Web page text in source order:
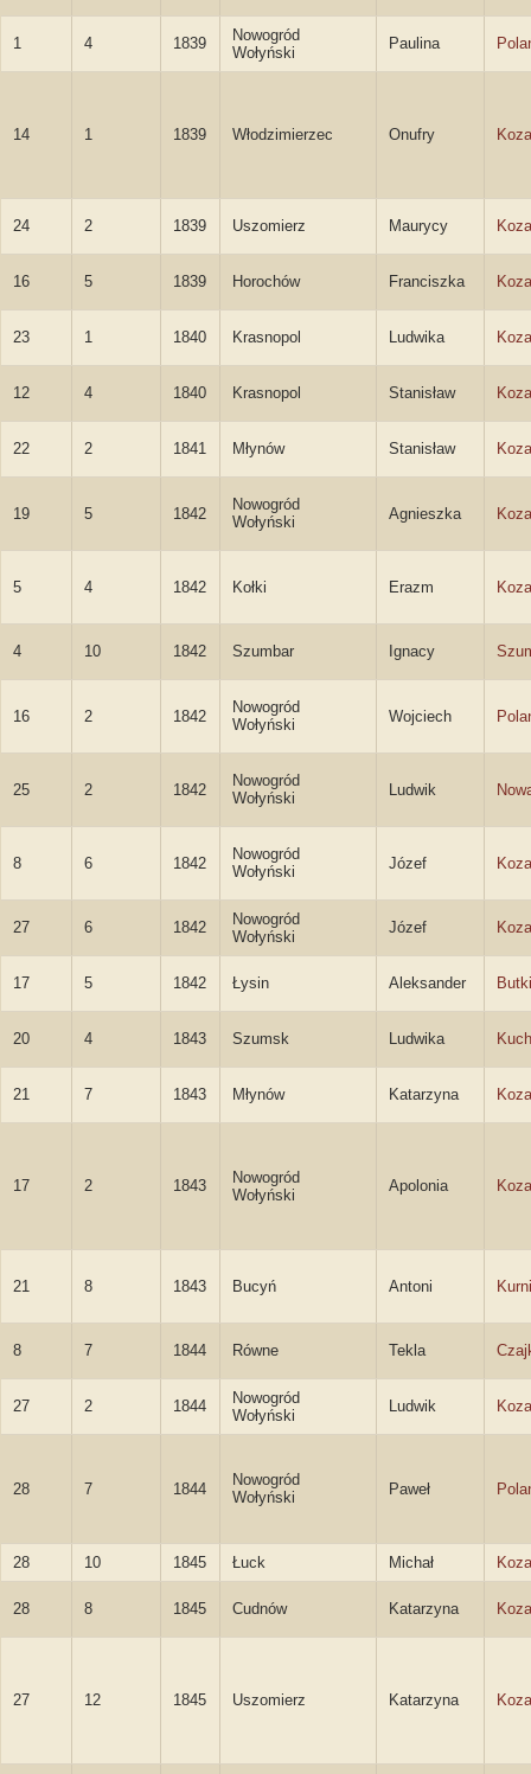
1 4 1839
Nowogród
Wołyński
Paulina
14 1 1839 Włodzimierzec Onufry
24 2 1839 Uszomierz Maurycy
16 5 1839 Horochów Franciszka
23 1 1840 Krasnopol Ludwika
12 4 1840 Krasnopol Stanisław
22 2 1841 Młynów Stanisław
19 5 1842
Nowogród
Wołyński
Agnieszka
5 4 1842 Kołki Erazm
4 10 1842 Szumbar Ignacy
16 2 1842
Nowogród
Wołyński
Wojciech
25 2 1842
Nowogród
Wołyński
Ludwik
8 6 1842
Nowogród
Wołyński
Józef
27 6 1842
Nowogród
Wołyński
Józef
17 5 1842 Łysin Aleksander
20 4 1843 Szumsk Ludwika
21 7 1843 Młynów Katarzyna
17 2 1843
Nowogród
Wołyński
Apolonia
21 8 1843 Bucyń Antoni
8 7 1844 Równe Tekla
27 2 1844
Nowogród
Wołyński
Ludwik
28 7 1844
Nowogród
Wołyński
Paweł
28 10 1845 Łuck Michał
28 8 1845 Cudnów Katarzyna
27 12 1845 Uszomierz Katarzyna